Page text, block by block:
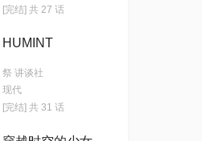
[完结] 共 27 话
HUMINT
祭 讲谈社
现代
[完结] 共 31 话